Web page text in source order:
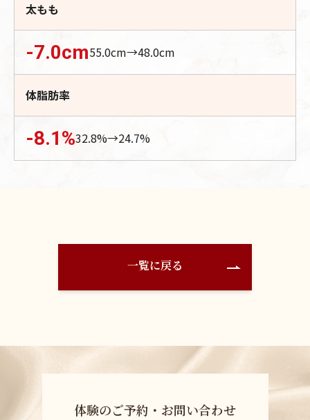
太もも
-7.0cm55.0cm→48.0cm
体脂肪率
-8.1%32.8%→24.7%
一覧に戻る
体験のご予約・お問い合わせ